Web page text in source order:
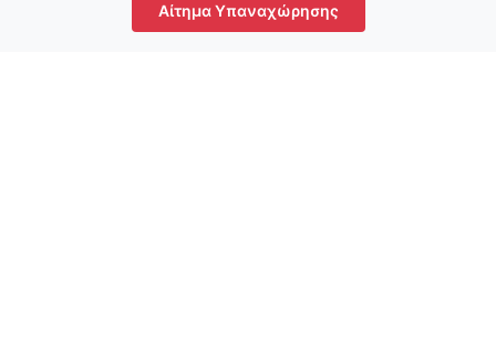
Ο λογαριασμός μου
Αίτημα Υπαναχώρησης